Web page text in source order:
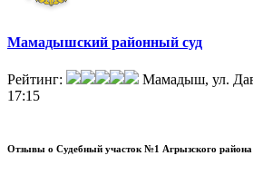
Мамадышский районный суд
Рейтинг: Мамадыш, ул.
17:15
Отзывы о Судебный участок №1 Агрызского